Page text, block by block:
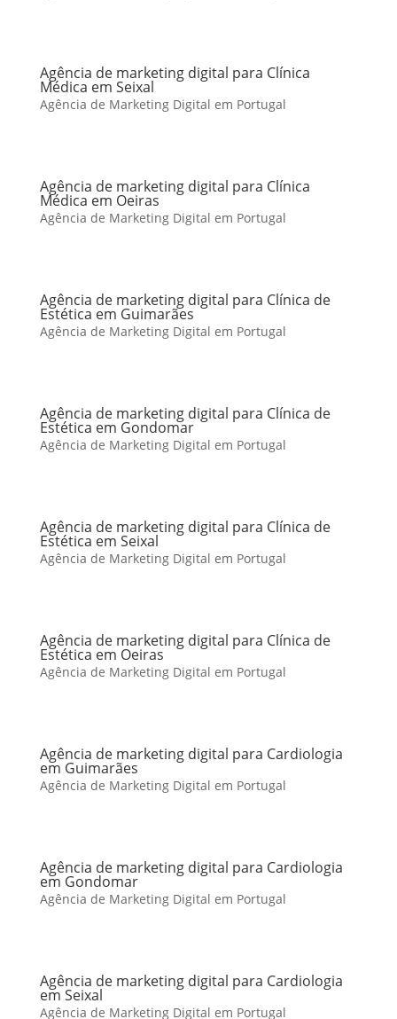
Agência de marketing digital para Clínica
Médica em Seixal
Agência de Marketing Digital em Portugal
Agência de marketing digital para Clínica
Médica em Oeiras
Agência de Marketing Digital em Portugal
Agência de marketing digital para Clínica de
Estética em Guimarães
Agência de Marketing Digital em Portugal
Agência de marketing digital para Clínica de
Estética em Gondomar
Agência de Marketing Digital em Portugal
Agência de marketing digital para Clínica de
Estética em Seixal
Agência de Marketing Digital em Portugal
Agência de marketing digital para Clínica de
Estética em Oeiras
Agência de Marketing Digital em Portugal
Agência de marketing digital para Cardiologia
em Guimarães
Agência de Marketing Digital em Portugal
Agência de marketing digital para Cardiologia
em Gondomar
Agência de Marketing Digital em Portugal
Agência de marketing digital para Cardiologia
em Seixal
Agência de Marketing Digital em Portugal